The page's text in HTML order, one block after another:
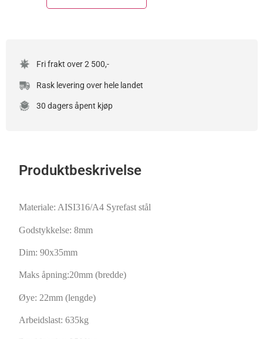
Fri frakt over 2 500,-
Rask levering over hele landet
30 dagers åpent kjøp
Produktbeskrivelse
Materiale: AISI316/A4 Syrefast stål
Godstykkelse: 8mm
Dim: 90x35mm
Maks åpning:20mm (bredde)
Øye: 22mm (lengde)
Arbeidslast: 635kg